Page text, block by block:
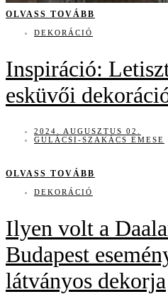
OLVASS TOVÁBB
DEKORÁCIÓ
Inspiráció:
esküvői
2024. AUGUSZTUS 02.
GULÁCSI-SZAKÁCS EMESE
OLVASS TOVÁBB
DEKORÁCIÓ
Ilyen volt a
Budapest
látványos dekorja